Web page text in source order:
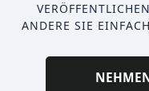
ANDERE SIE